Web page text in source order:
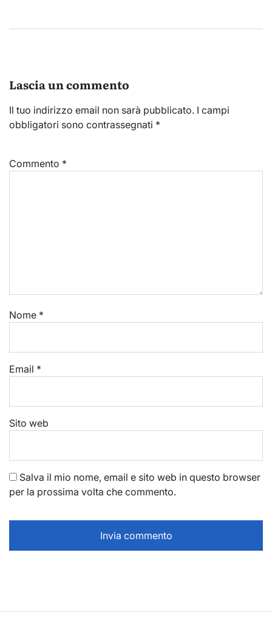
Lascia un commento
Il tuo indirizzo email non sarà pubblicato. I campi
obbligatori sono contrassegnati *
Commento *
Nome *
Email *
Sito web
Salva il mio nome, email e sito web in questo browser
per la prossima volta che commento.